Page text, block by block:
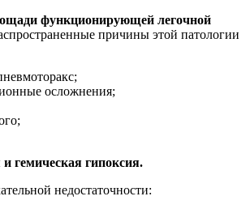
функционирующей легочной
причины этой патологии
осложнения;
гемическая гипоксия.
недостаточности: